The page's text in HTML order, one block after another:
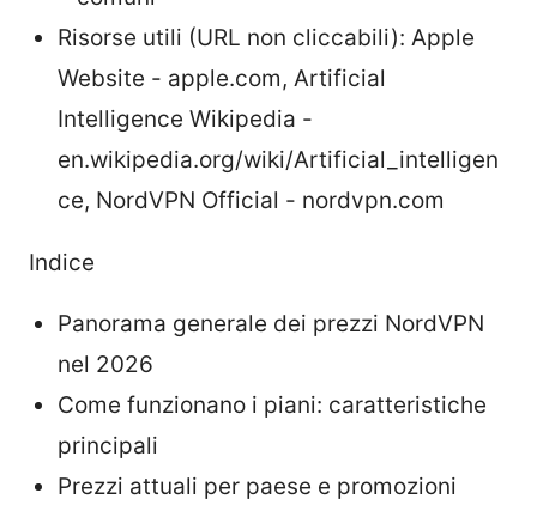
Risorse utili (URL non cliccabili): Apple
Website - apple.com, Artificial
Intelligence Wikipedia -
en.wikipedia.org/wiki/Artificial_intelligen
ce, NordVPN Official - nordvpn.com
Indice
Panorama generale dei prezzi NordVPN
nel 2026
Come funzionano i piani: caratteristiche
principali
Prezzi attuali per paese e promozioni